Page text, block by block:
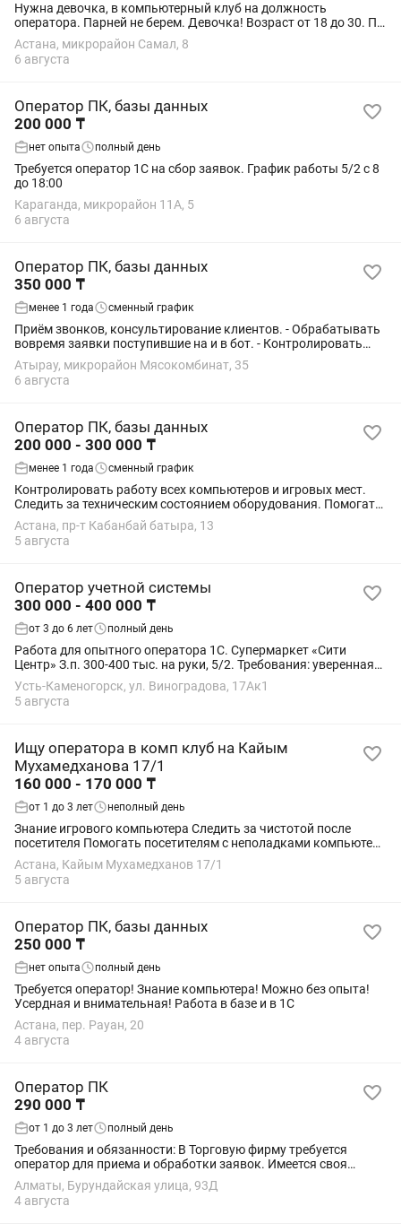
Нужна девочка, в компьютерный клуб на должность
оператора. Парней не берем. Девочка! Возраст от 18 до 30. По
всем вопросам обращаться на . Фото обьязательно
Астана, микрорайон Самал, 8
6 августа
Оператор ПК, базы данных
200 000 ₸
нет опыта полный день
Требуется оператор 1С на сбор заявок. График работы 5/2 с 8
до 18:00
Караганда, микрорайон 11А, 5
6 августа
Оператор ПК, базы данных
350 000 ₸
менее 1 года сменный график
Приём звонков, консультирование клиентов. - Обрабатывать
вовремя заявки поступившие на и в бот. - Контролировать
своевременную сборку и доставку товара. -со знанием 1С УТ и
акт сверок
Атырау, микрорайон Мясокомбинат, 35
6 августа
Оператор ПК, базы данных
200 000 - 300 000 ₸
менее 1 года сменный график
Контролировать работу всех компьютеров и игровых мест.
Следить за техническим состоянием оборудования. Помогать
клиентам при возникновении технических проблем. Следить
за тем, чтобы на компьютерах...
Астана, пр-т Кабанбай батыра, 13
5 августа
Оператор учетной системы
300 000 - 400 000 ₸
от 3 до 6 лет полный день
Работа для опытного оператора 1С. Супермаркет «Сити
Центр» З.п. 300-400 тыс. на руки, 5/2. Требования: уверенная
работа в 1С Управление торговлей, высокая скорость и
точность ввода данных....
Усть-Каменогорск, ул. Виноградова, 17Ак1
5 августа
Ищу оператора в комп клуб на Кайым
Мухамедханова 17/1
160 000 - 170 000 ₸
от 1 до 3 лет неполный день
Знание игрового компьютера Следить за чистотой после
посетителя Помогать посетителям с неполадками компьютера
Проверять на наличие девайсов, следить за порядком
девайсов График в будние с...
Астана, Кайым Мухамедханов 17/1
5 августа
Оператор ПК, базы данных
250 000 ₸
нет опыта полный день
Требуется оператор! Знание компьютера! Можно без опыта!
Усердная и внимательная! Работа в базе и в 1С
Астана, пер. Рауан, 20
4 августа
Оператор ПК
290 000 ₸
от 1 до 3 лет полный день
Требования и обязанности: В Торговую фирму требуется
оператор для приема и обработки заявок. Имеется своя
корпоративная программа (обучаем) все автоматизировано.
Ищем ответственную девушку (не...
Алматы, Бурундайская улица, 93Д
4 августа